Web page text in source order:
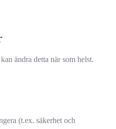
ändra detta när som helst.
(t.ex. säkerhet och